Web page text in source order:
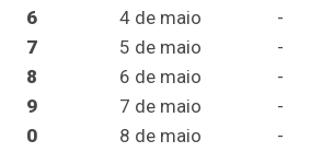
6
4 de maio
-
7
5 de maio
-
8
6 de maio
-
9
7 de maio
-
0
8 de maio -